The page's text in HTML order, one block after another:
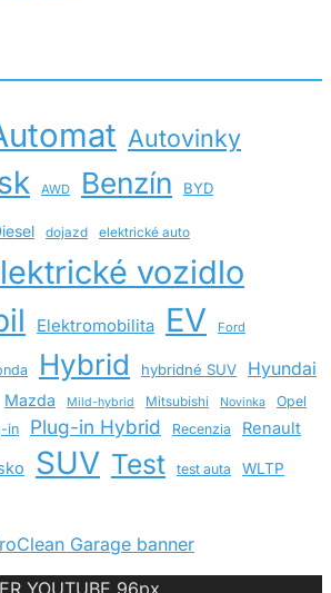
Autovinky
AWD Benzín BYD
dojazd elektrické auto
vozidlo
Elektromobilita EV Ford
Hybrid hybridné SUV
Hyundai
Mazda Mild-hybrid Mitsubishi Novinka Opel
in Plug-in Hybrid Recenzia Renault
SUV Test test auta
WLTP